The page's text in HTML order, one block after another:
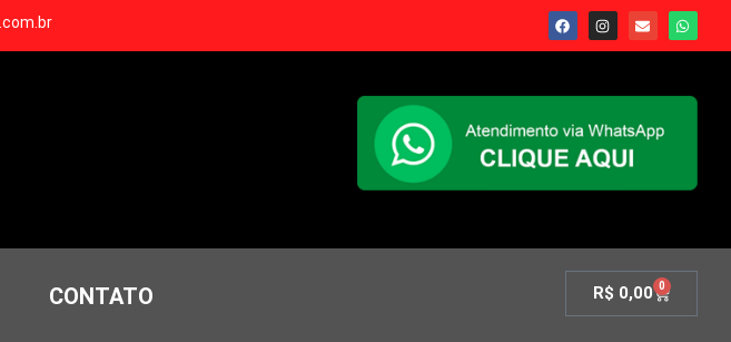
CONTATO R$ 0,00 0